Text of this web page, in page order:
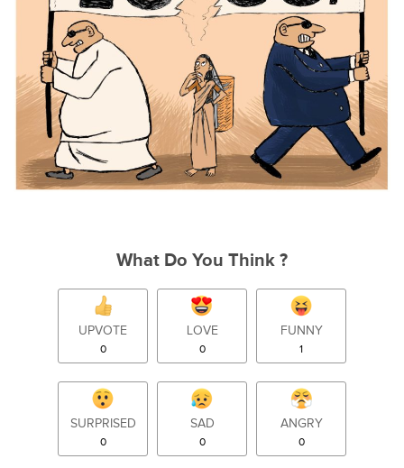
What Do You Think ?
UPVOTE
0
LOVE
0
FUNNY
1
SURPRISED
0
SAD
0
ANGRY
0